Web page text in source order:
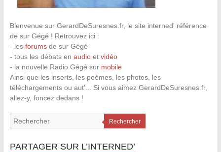
Bienvenue sur GerardDeSuresnes.fr, le site interned' référence
de sur Gégé ! Retrouvez ici :
- les forumsde sur Gégé
- tous les débats en audioet vidéo
- la nouvelle Radio Gégé sur mobile
Ainsi que les inserts, les poèmes, les photos, les
téléchargements ou aut'... Si vous aimez GerardDeSuresnes.fr,
allez-y, foncez dedans !
Rechercher
PARTAGER SUR L’INTERNED’